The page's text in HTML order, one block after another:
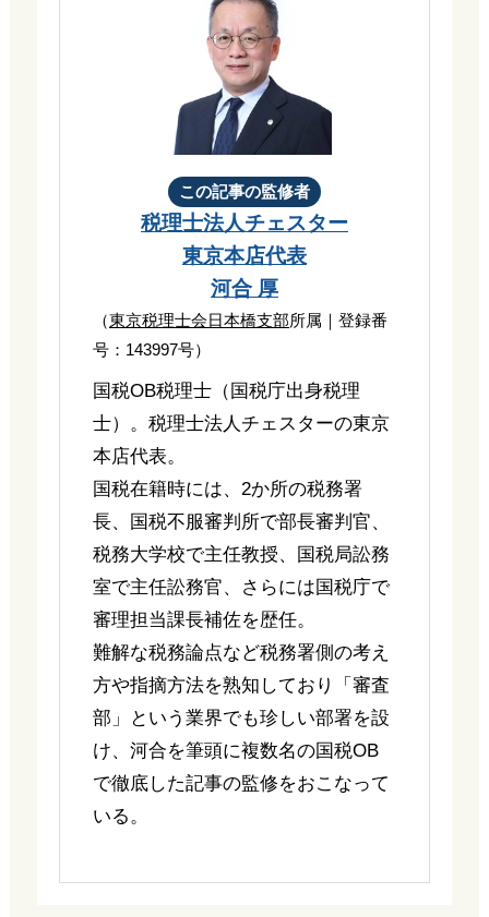
この記事の監修者
税理士法人チェスター
東京本店代表
河合 厚
（東京税理士会日本橋支部所属｜登録番
号：143997号）
国税OB税理士（国税庁出身税理
士）。税理士法人チェスターの東京
本店代表。
国税在籍時には、2か所の税務署
長、国税不服審判所で部長審判官、
税務大学校で主任教授、国税局訟務
室で主任訟務官、さらには国税庁で
審理担当課長補佐を歴任。
難解な税務論点など税務署側の考え
方や指摘方法を熟知しており「審査
部」という業界でも珍しい部署を設
け、河合を筆頭に複数名の国税OB
で徹底した記事の監修をおこなって
いる。